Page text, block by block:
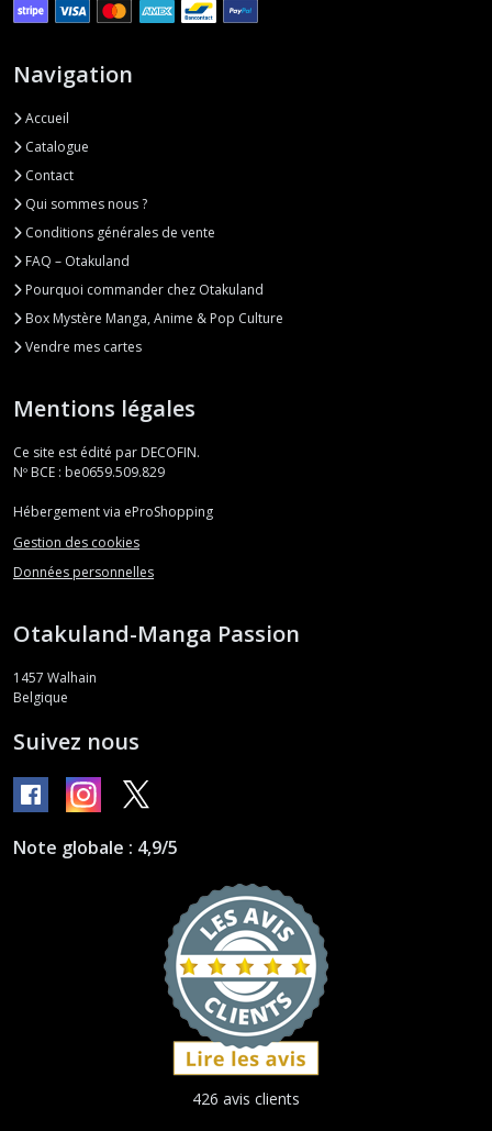
Navigation
Accueil
Catalogue
Contact
Qui sommes nous ?
Conditions générales de vente
FAQ – Otakuland
Pourquoi commander chez Otakuland
Box Mystère Manga, Anime & Pop Culture
Vendre mes cartes
Mentions légales
Ce site est édité par DECOFIN.
Nº BCE : be0659.509.829
Hébergement via eProShopping
Gestion des cookies
Données personnelles
Otakuland-Manga Passion
1457 Walhain
Belgique
Suivez nous
Note globale : 4,9/5
426 avis clients